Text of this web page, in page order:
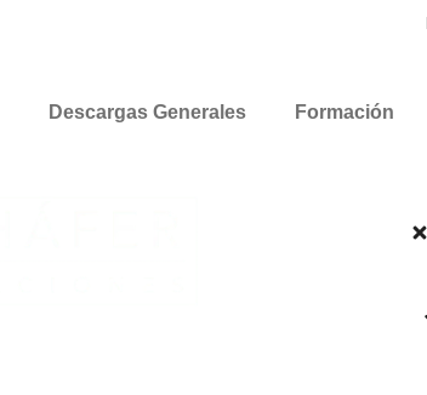
Descargas Generales Formación